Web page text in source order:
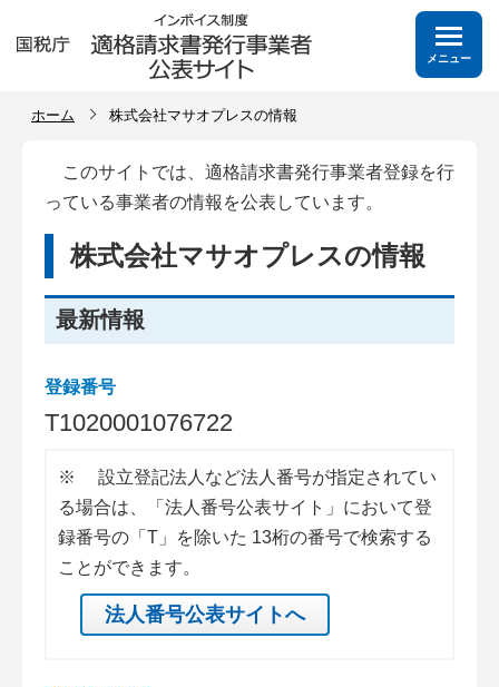
メニュー
ホーム 株式会社マサオプレスの情報
このサイトでは、適格請求書発行事業者登録を行
っている事業者の情報を公表しています。
株式会社マサオプレスの情報
最新情報
登録番号
T1020001076722
※
設立登記法人など法人番号が指定されてい
る場合は、「法人番号公表サイト」において登
録番号の「T」を除いた 13桁の番号で検索する
ことができます。
法人番号公表サイトへ